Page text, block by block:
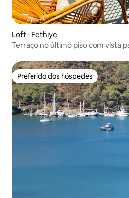
Loft ⋅ Fethiye
Terraço no último piso com vista
Preferido dos hóspedes
Preferido dos hóspedes